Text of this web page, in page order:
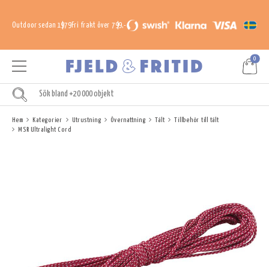
Outdoor sedan 1979Fri frakt över 799,-
0
Hem Kategorier Utrustning Övernattning Tält
Tillbehör till tält
MSR Ultralight Cord